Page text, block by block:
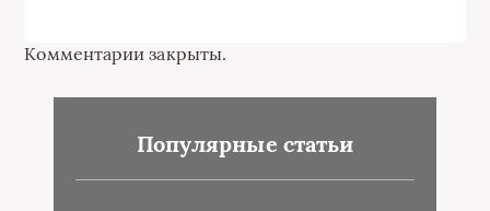
Комментарии закрыты.
Популярные статьи